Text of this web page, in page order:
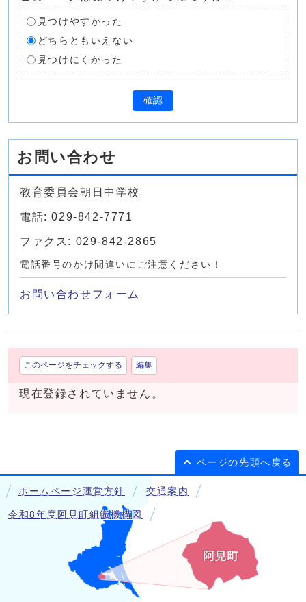
見つけやすかった
どちらともいえない
見つけにくかった
確認
お問い合わせ
教育委員会朝日中学校
電話: 029-842-7771
ファクス: 029-842-2865
電話番号のかけ間違いにご注意ください！
お問い合わせフォーム
このページをチェックする 編集
現在登録されていません。
ページの先頭へ戻る
ホームページ運営方針 交通案内
令和8年度阿見町組織機構図